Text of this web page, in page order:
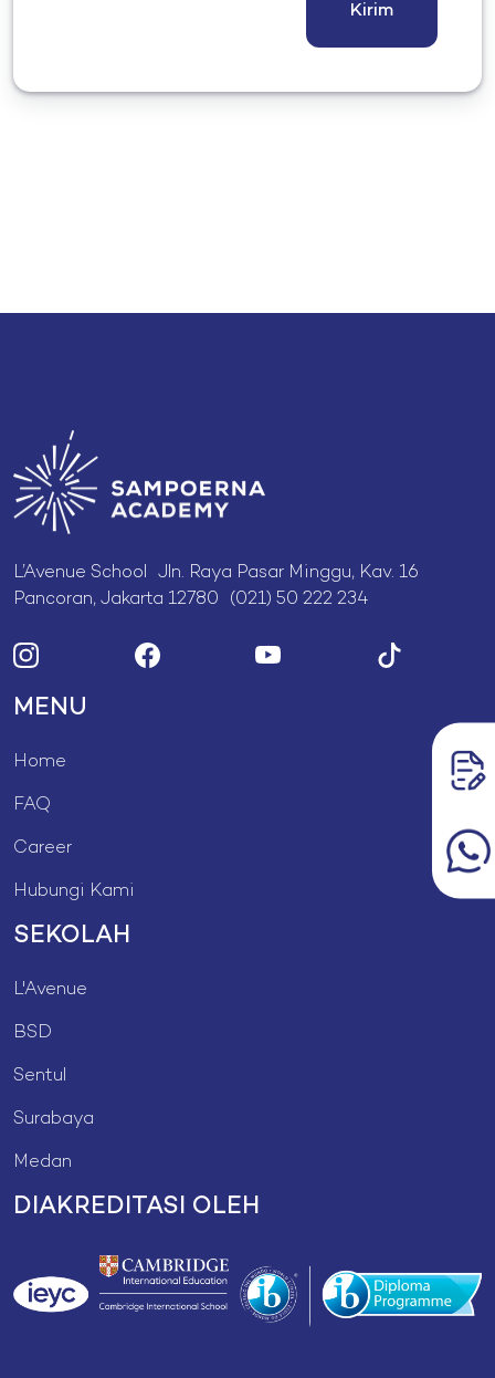
Kirim
L’Avenue School Jln. Raya Pasar Minggu, Kav. 16
Pancoran, Jakarta 12780 (021) 50 222 234
MENU
Home
FAQ
Career
Hubungi Kami
SEKOLAH
L'Avenue
BSD
Sentul
Surabaya
Medan
DIAKREDITASI OLEH